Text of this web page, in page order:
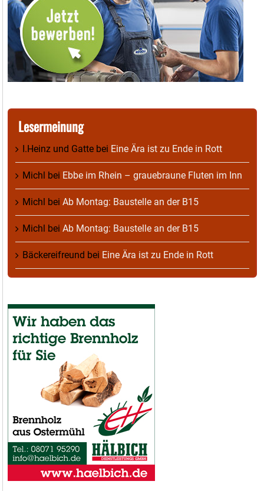
Lesermeinung
I.Heinz und Gatte bei Eine Ära ist zu Ende in Rott
Michl bei Ebbe im Rhein – grauebraune Fluten im Inn
Michl bei Ab Montag: Baustelle an der B15
Michl bei Ab Montag: Baustelle an der B15
Bäckereifreund bei Eine Ära ist zu Ende in Rott